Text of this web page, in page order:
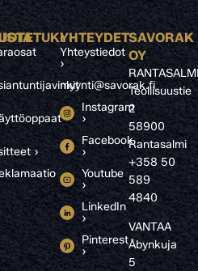
›
YHTEYDET
Yhteystiedot
›
myynti@savorak.fi
Instagram
›
Facebook
›
Youtube
›
LinkedIn
›
Pinterest
›
SAVORAK
OY
Teollisuustie
2
58900
Rantasalmi
+358 50
589
4840
VANTAA
Åbynkuja
5